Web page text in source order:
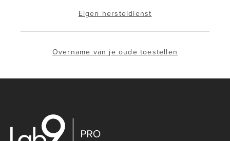
Eigen hersteldienst
Overname van je oude toestellen